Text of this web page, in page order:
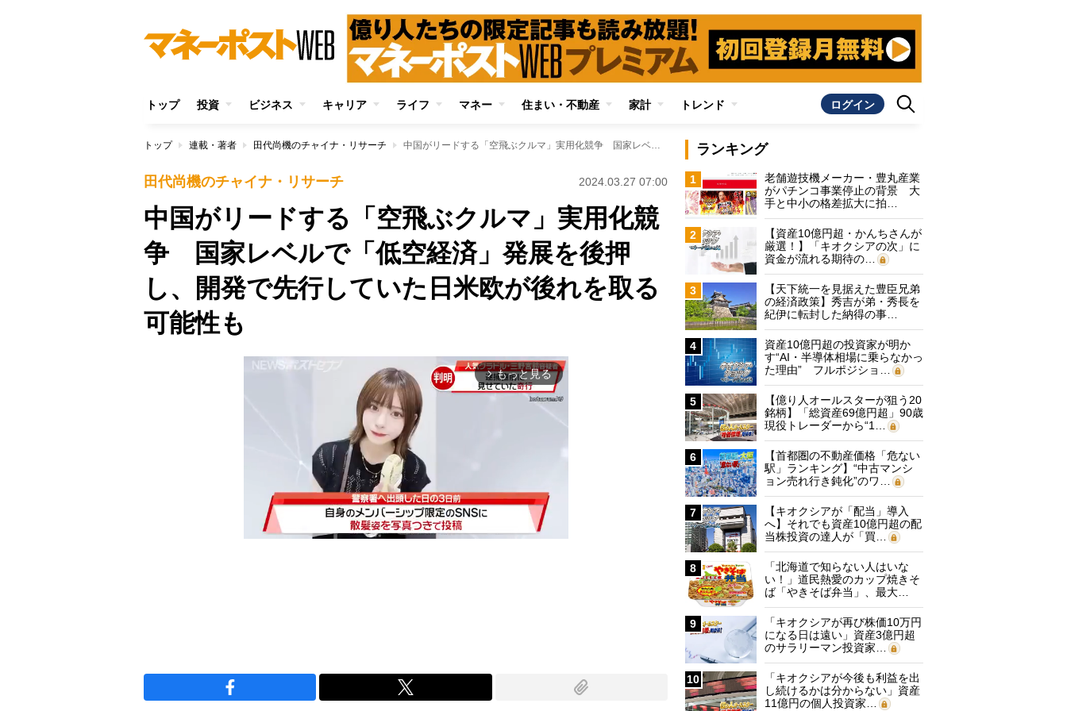
トップ 投資 ビジネス キャリア ライフ マネー 住まい・不動産 家計 トレンド ログイン
トップ 連載・著者 田代尚機のチャイナ・リサーチ 中国がリードする「空飛ぶクルマ」実用化競争 国家レベルで「低空経済」発展を後押し、開発で先行していた日米欧が後れを取る可能性も
田代尚機のチャイナ・リサーチ 2024.03.27 07:00
中国がリードする「空飛ぶクルマ」実用化競
争 国家レベルで「低空経済」発展を後押
し、開発で先行していた日米欧が後れを取る
可能性も
arrow_forward_ios もっと見る
ランキング
1
老舗遊技機メーカー・豊丸産業
がパチンコ事業停止の背景 大
手と中小の格差拡大に拍…
2
【資産10億円超・かんちさんが
厳選！】「キオクシアの次」に
資金が流れる期待の…
3
【天下統一を見据えた豊臣兄弟
の経済政策】秀吉が弟・秀長を
紀伊に転封した納得の事…
4
資産10億円超の投資家が明か
す“AI・半導体相場に乗らなかっ
た理由” フルポジショ…
5
【億り人オールスターが狙う20
銘柄】「総資産69億円超」90歳
現役トレーダーから“1…
6
【首都圏の不動産価格「危ない
駅」ランキング】“中古マンシ
ョン売れ行き鈍化”のワ…
7
【キオクシアが「配当」導入
へ】それでも資産10億円超の配
当株投資の達人が「買…
8
「北海道で知らない人はいな
い！」道民熱愛のカップ焼きそ
ば「やきそば弁当」、最大…
9
「キオクシアが再び株価10万円
になる日は遠い」資産3億円超
のサラリーマン投資家…
10
「キオクシアが今後も利益を出
し続けるかは分からない」資産
11億円の個人投資家…